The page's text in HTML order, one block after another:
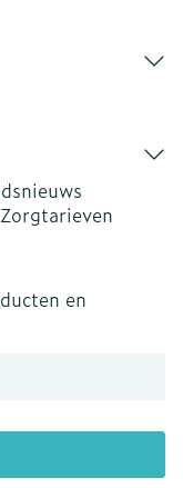
Zorgtarieven
en